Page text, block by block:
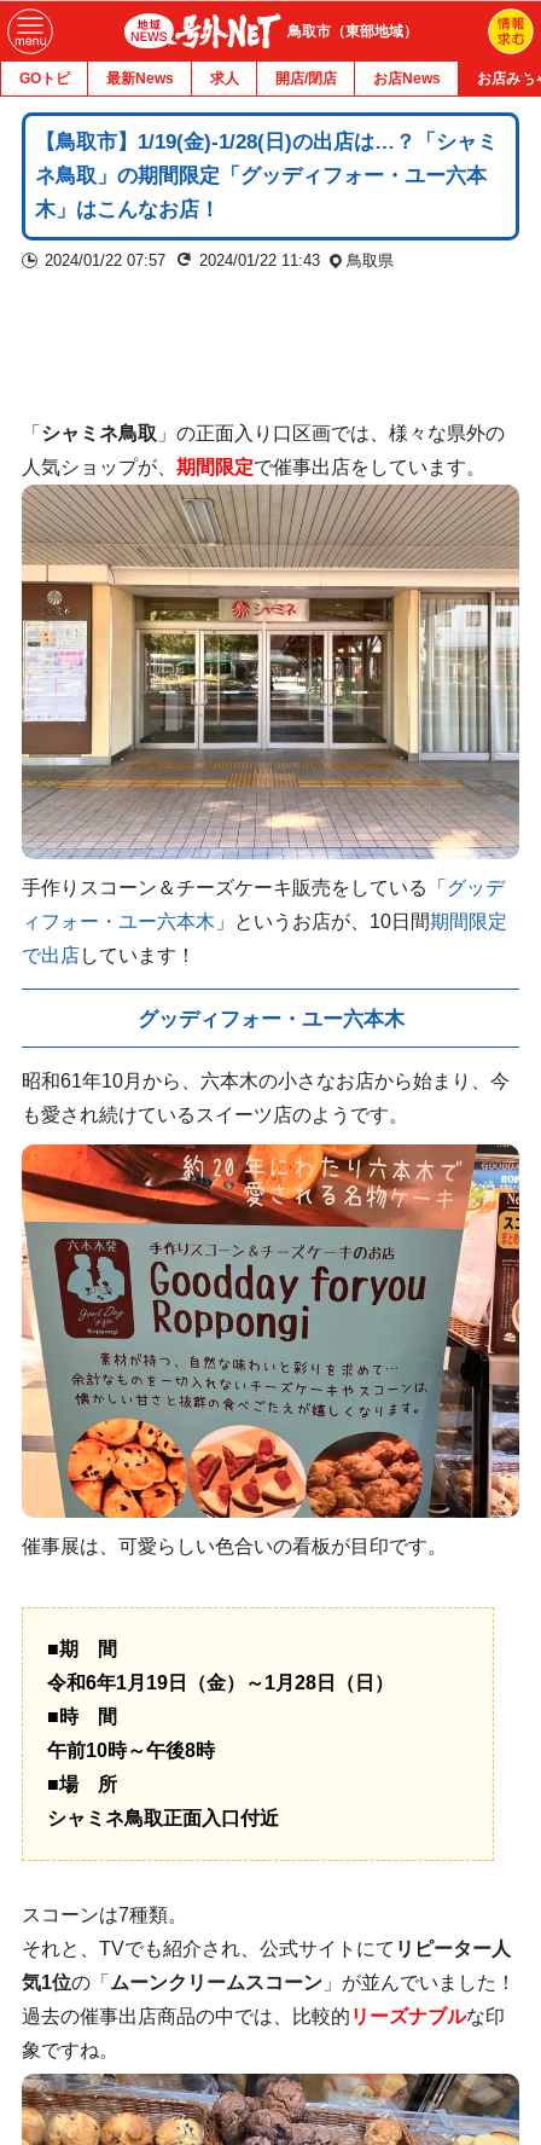
鳥取市（東部地域）
GOトピ 最新News 求人 開店/閉店 お店News お店みち
【鳥取市】1/19(金)-1/28(日)の出店は…？「シャミ
ネ鳥取」の期間限定「グッディフォー・ユー六本
木」はこんなお店！
2024/01/22 07:57 2024/01/22 11:43 鳥取県
「 シャミネ鳥取 」の正面入り口区画では、様々な県外の
人気ショップが、 期間限定で催事出店をしています。
手作りスコーン＆チーズケーキ販売をしている「 グッデ
ィフォー・ユー六本木 」というお店が、10日間期間限定
で出店しています！
グッディフォー・ユー六本木
昭和61年10月から、六本木の小さなお店から始まり、今
も愛され続けているスイーツ店のようです。
催事展は、可愛らしい色合いの看板が目印です。
■期 間
令和6年1月19日（金）～1月28日（日）
■時 間
午前10時～午後8時
■場 所
シャミネ鳥取正面入口付近
スコーンは7種類。
それと、TVでも紹介され、公式サイトにて リピーター人
気1位の「 ムーンクリームスコーン」が並んでいました！
過去の催事出店商品の中では、比較的 リーズナブルな印
象ですね。